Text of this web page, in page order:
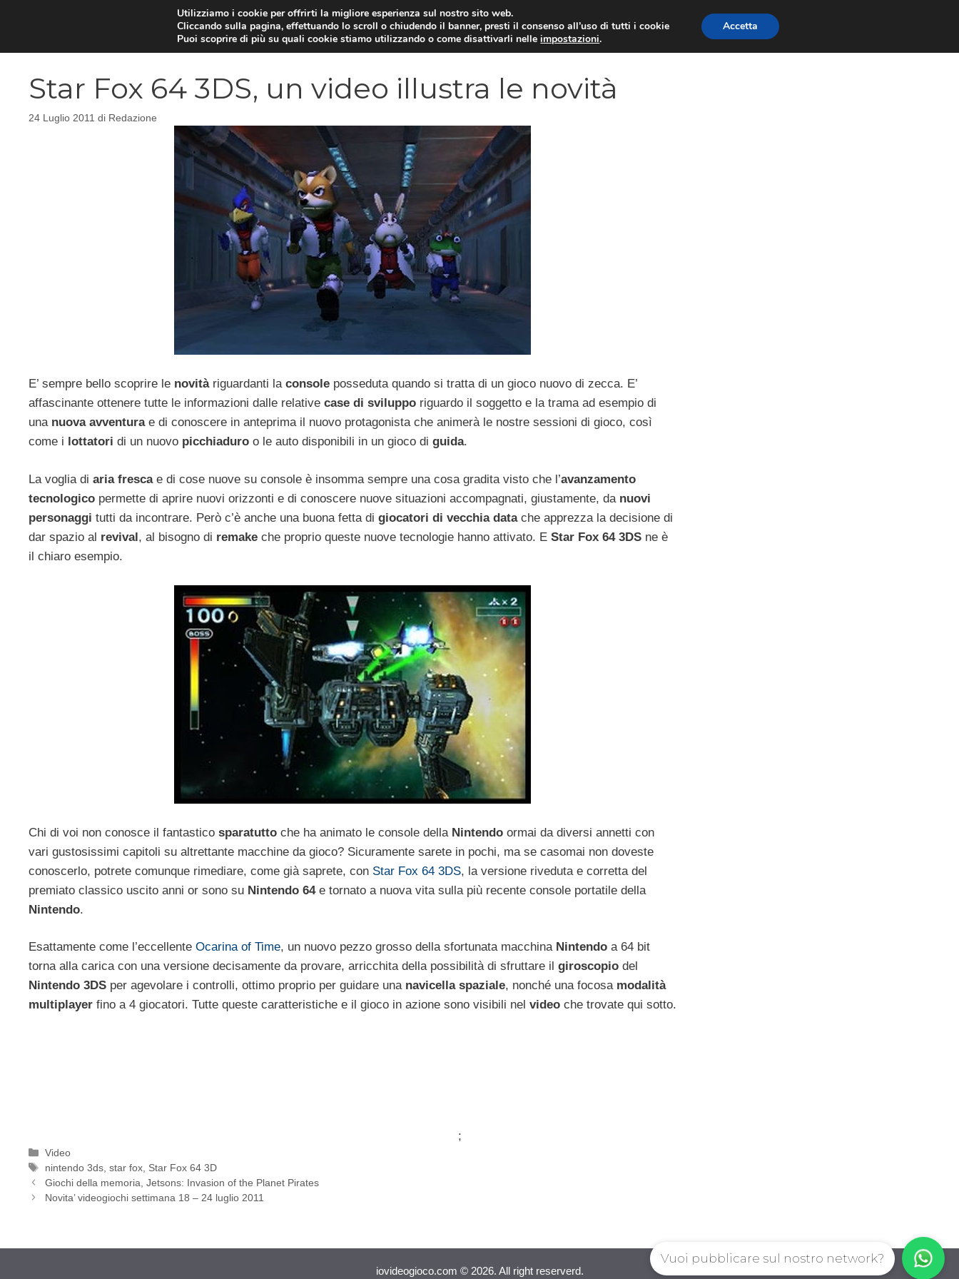
VIDEOGIOCHI NEWS RECENSIONI TRAILER GIOCHI
Star Fox 64 3DS, un video illustra le novità
24 Luglio 2011 di Redazione
E’ sempre bello scoprire le novità riguardanti la console posseduta quando si tratta di un gioco nuovo di zecca. E’
affascinante ottenere tutte le informazioni dalle relative case di sviluppo riguardo il soggetto e la trama ad esempio di
una nuova avventura e di conoscere in anteprima il nuovo protagonista che animerà le nostre sessioni di gioco, così
come i lottatori di un nuovo picchiaduro o le auto disponibili in un gioco di guida.
La voglia di aria fresca e di cose nuove su console è insomma sempre una cosa gradita visto che l’avanzamento
tecnologico permette di aprire nuovi orizzonti e di conoscere nuove situazioni accompagnati, giustamente, da nuovi
personaggi tutti da incontrare. Però c’è anche una buona fetta di giocatori di vecchia datache apprezza la decisione di
dar spazio al revival, al bisogno di remake che proprio queste nuove tecnologie hanno attivato. E Star Fox 64 3DS ne è
il chiaro esempio.
Chi di voi non conosce il fantastico sparatutto che ha animato le console della Nintendo ormai da diversi annetti con
vari gustosissimi capitoli su altrettante macchine da gioco? Sicuramente sarete in pochi, ma se casomai non doveste
conoscerlo, potrete comunque rimediare, come già saprete, con Star Fox 64 3DS, la versione riveduta e corretta del
premiato classico uscito anni or sono su Nintendo 64 e tornato a nuova vita sulla più recente console portatile della
Nintendo.
Esattamente come l’eccellente Ocarina of Time, un nuovo pezzo grosso della sfortunata macchina Nintendo a 64 bit
torna alla carica con una versione decisamente da provare, arricchita della possibilità di sfruttare il giroscopio del
Nintendo 3DS per agevolare i controlli, ottimo proprio per guidare una navicella spaziale, nonché una focosa modalità
multiplayer fino a 4 giocatori. Tutte queste caratteristiche e il gioco in azione sono visibili nel video che trovate qui sotto.
;
Categorie
Video
Tag
nintendo 3ds ,star fox Star Fox 64 3D
Giochi della memoria, Jetsons: Invasion of the Planet Pirates
Novita’ videogiochi settimana 18 – 24 luglio 2011
iovideogioco.com © 2026. All right reserverd.
Utilizziamo i cookie per offrirti la migliore esperienza sul nostro sito web.
Cliccando sulla pagina, effettuando lo scroll o chiudendo il banner, presti il consenso all’uso di tutti i cookie
Puoi scoprire di più su quali cookie stiamo utilizzando o come disattivarli nelleimpostazioni.
Accetta
Vuoi pubblicare sul nostro network?